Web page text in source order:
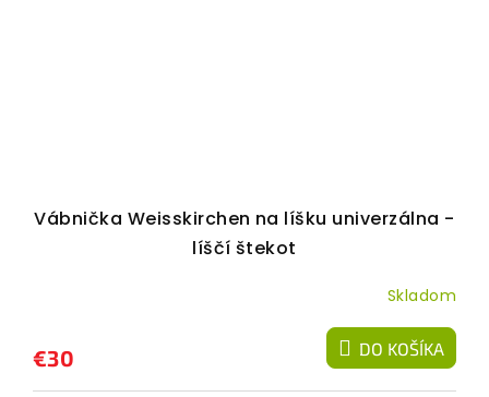
Vábnička Weisskirchen na líšku univerzálna -
líščí štekot
Skladom
€30 DO KOŠÍKA